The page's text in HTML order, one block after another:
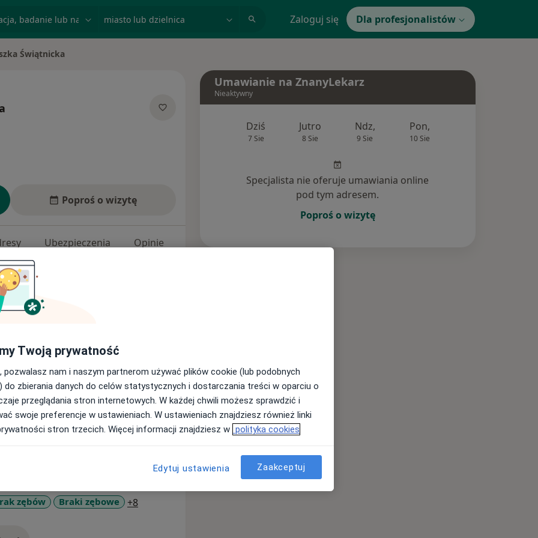
Zaloguj się Dla profesjonalistów
Świątnicka
Poproś o wizytę
Ubezpieczenia Opinie
w Zabrzu i dyplomowanym
i endodoncji. Podczas
Katedrze Stomatologii
i uczestniczę w licznych
celem zapewnienia jak
Zawsze na pierwszym miejscu
zębów Braki zębowe +8a11y_sr_more_diseases
Umawianie na ZnanyLekarz
Nieaktywny
Dziś
7 Sie
Jutro
8 Sie
Ndz,
9 Sie
Pon,
10 Sie
Specjalista nie oferuje umawiania online
pod tym adresem.
Poproś o wizytę
Twoją prywatność
pozwalasz nam i naszym partnerom używać plików cookie (lub podobnych
do zbierania danych do celów statystycznych i dostarczania treści w oparciu o
przeglądania stron internetowych. W każdej chwili możesz sprawdzić i
swoje preferencje w ustawieniach. W ustawieniach znajdziesz również linki
stron trzecich. Więcej informacji znajdziesz w polityka cookies
Edytuj ustawienia Zaakceptuj